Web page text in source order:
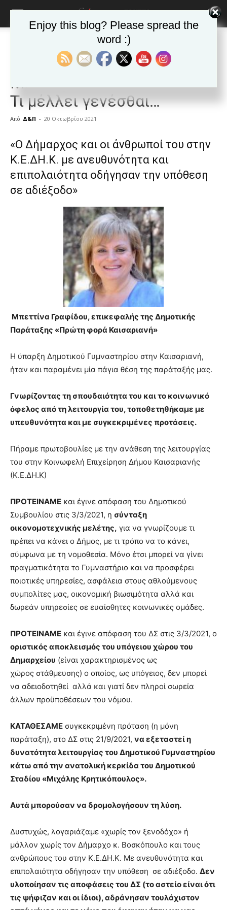
Άρθρα
Άρθρα Δημοφιλή άρθρα
ΚΑΙΣΑΡΙΑΝΗ
Νέα της Καισαριανής
Μ. Γραφίδου: «Καισάριον»:
Τι μέλλει γενέσθαι…
Από Δ&Π - 20 Οκτωβρίου 2021
lesbians
very
cam
show.desi
porn
«Ο Δήμαρχος και οι άνθρωποί του στην
Κ.Ε.ΔΗ.Κ. με ανευθυνότητα και
επιπολαιότητα οδήγησαν την υπόθεση
σε αδιέξοδο»
Μπεττίνα Γραφίδου, επικεφαλής της Δημοτικής
Παράταξης «Πρώτη φορά Καισαριανή»
Η ύπαρξη Δημοτικού Γυμναστηρίου στην Καισαριανή,
ήταν και παραμένει μία πάγια θέση της παράταξής μας.
Γνωρίζοντας τη σπουδαιότητα του και το κοινωνικό
όφελος από τη λειτουργία του, τοποθετηθήκαμε με
υπευθυνότητα και με συγκεκριμένες προτάσεις.
Πήραμε πρωτοβουλίες με την ανάθεση της λειτουργίας
του στην Κοινωφελή Επιχείρηση Δήμου Καισαριανής
(Κ.Ε.ΔΗ.Κ)
ΠΡΟΤΕΙΝΑΜΕ και έγινε απόφαση του Δημοτικού
Συμβουλίου στις 3/3/2021, η σύνταξη
οικονομοτεχνικής μελέτης, για να γνωρίζουμε τι
πρέπει να κάνει ο Δήμος, με τι τρόπο να το κάνει,
σύμφωνα με τη νομοθεσία. Μόνο έτσι μπορεί να γίνει
πραγματικότητα το Γυμναστήριο και να προσφέρει
ποιοτικές υπηρεσίες, ασφάλεια στους αθλούμενους
συμπολίτες μας, οικονομική βιωσιμότητα αλλά και
δωρεάν υπηρεσίες σε ευαίσθητες κοινωνικές ομάδες.
ΠΡΟΤΕΙΝΑΜΕ και έγινε απόφαση του ΔΣ στις 3/3/2021, ο
οριστικός αποκλεισμός του υπόγειου χώρου του
Δημαρχείου (είναι χαρακτηρισμένος ως
χώρος στάθμευσης) ο οποίος, ως υπόγειος, δεν μπορεί
να αδειοδοτηθεί αλλά και γιατί δεν πληροί σωρεία
άλλων προϋποθέσεων του νόμου.
ΚΑΤΑΘΕΣΑΜΕ συγκεκριμένη πρόταση (η μόνη
παράταξη), στο ΔΣ στις 21/9/2021, να εξεταστεί η
δυνατότητα λειτουργίας του Δημοτικού Γυμναστηρίου
κάτω από την ανατολική κερκίδα του Δημοτικού
Σταδίου «Μιχάλης Κρητικόπουλος».
Αυτά μπορούσαν να δρομολογήσουν τη λύση.
Δυστυχώς, λογαριάζαμε «χωρίς τον ξενοδόχο» ή
μάλλον χωρίς τον Δήμαρχο κ. Βοσκόπουλο και τους
ανθρώπους του στην Κ.Ε.ΔΗ.Κ. Με ανευθυνότητα και
επιπολαιότητα οδήγησαν την υπόθεση σε αδιέξοδο. Δεν
υλοποίησαν τις αποφάσεις του ΔΣ (το αστείο είναι ότι
τις ψήφιζαν και οι ίδιοι), αδράνησαν τουλάχιστον
Enjoy this blog? Please spread the
word :)